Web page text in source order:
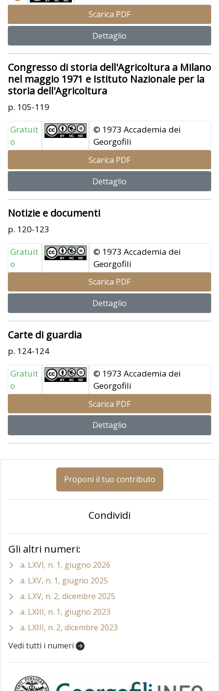
Scarica PDF
Dettaglio
Congresso di storia dell'Agricoltura a Milano
nel maggio 1971 e Istituto Nazionale per la
storia dell'Agricoltura
p. 105-119
Gratuit
o
© 1973 Accademia dei
Georgofili
Scarica PDF
Dettaglio
Notizie e documenti
p. 120-123
Gratuit
o
© 1973 Accademia dei
Georgofili
Scarica PDF
Dettaglio
Carte di guardia
p. 124-124
Gratuit
o
© 1973 Accademia dei
Georgofili
Scarica PDF
Dettaglio
Proponi il tuo contributo
Condividi
Gli altri numeri:
a. LXVI, n. 1, giugno 2026
a. LXV, n. 1, giugno 2025
a. LXV, n. 2, dicembre 2025
a. LXIII, n. 1, giugno 2023
a. LXIII, n. 2, dicembre 2023
Vedi tutti i numeri